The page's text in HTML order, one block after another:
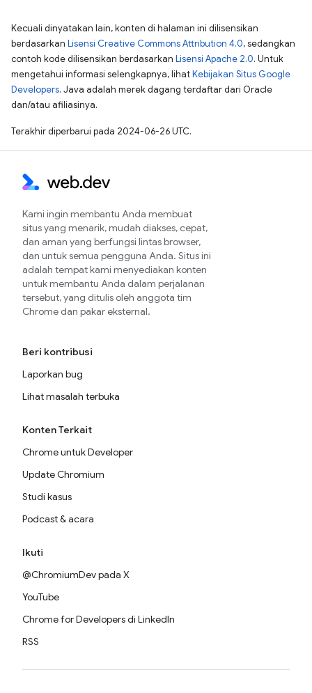
Kecuali dinyatakan lain, konten di halaman ini dilisensikan
berdasarkan Lisensi Creative Commons Attribution 4.0, sedangkan
contoh kode dilisensikan berdasarkan Lisensi Apache 2.0. Untuk
mengetahui informasi selengkapnya, lihatKebijakan Situs Google
Developers. Java adalah merek dagang terdaftar dari Oracle
dan/atau afiliasinya.
Terakhir diperbarui pada 2024-06-26 UTC.
Kami ingin membantu Anda membuat
situs yang menarik, mudah diakses, cepat,
dan aman yang berfungsi lintas browser,
dan untuk semua pengguna Anda. Situs ini
adalah tempat kami menyediakan konten
untuk membantu Anda dalam perjalanan
tersebut, yang ditulis oleh anggota tim
Chrome dan pakar eksternal.
Beri kontribusi
Laporkan bug
Lihat masalah terbuka
Konten Terkait
Chrome untuk Developer
Update Chromium
Studi kasus
Podcast & acara
Ikuti
@ChromiumDev pada X
YouTube
Chrome for Developers di LinkedIn
RSS